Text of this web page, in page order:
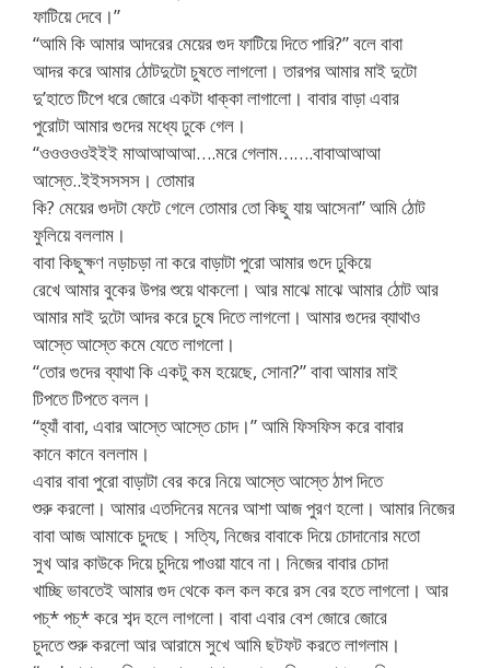
ফাটিয়ে দেবে।”
“আমি কি আমার আদরের মেয়ের গুদ ফাটিয়ে দিতে পারি?” বলে বাবা
আদর করে আমার ঠোটদুটো চুষতে লাগলো। তারপর আমার মাই দুটো
দু’হাতে টিপে ধরে জোরে একটা ধাক্কা লাগালো। বাবার বাড়া এবার
পুরোটা আমার গুদের মধ্যে ঢুকে গেল।
“ওওওওওইইই মাআআআআ….মরে গেলাম…….বাবাআআআ
আস্তে..ইইসসসস। তোমার
কি? মেয়ের গুদটা ফেটে গেলে তোমার তো কিছু যায় আসেনা” আমি ঠোট
ফুলিয়ে বললাম।
বাবা কিছুক্ষণ নড়াচড়া না করে বাড়াটা পুরো আমার গুদে ঢুকিয়ে
রেখে আমার বুকের উপর শুয়ে থাকলো। আর মাঝে মাঝে আমার ঠোট আর
আমার মাই দুটো আদর করে চুষে দিতে লাগলো। আমার গুদের ব্যাথাও
আস্তে আস্তে কমে যেতে লাগলো।
“তোর গুদের ব্যাথা কি একটু কম হয়েছে, সোনা?” বাবা আমার মাই
টিপতে টিপতে বলল।
“হ্যাঁ বাবা, এবার আস্তে আস্তে চোদ।” আমি ফিসফিস করে বাবার
কানে কানে বললাম।
এবার বাবা পুরো বাড়াটা বের করে নিয়ে আস্তে আস্তে ঠাপ দিতে
শুরু করলো। আমার এতদিনের মনের আশা আজ পুরণ হলো। আমার নিজের
বাবা আজ আমাকে চুদছে। সত্যি, নিজের বাবাকে দিয়ে চোদানোর মতো
সুখ আর কাউকে দিয়ে চুদিয়ে পাওয়া যাবে না। নিজের বাবার চোদা
খাচ্ছি ভাবতেই আমার গুদ থেকে কল কল করে রস বের হতে লাগলো। আর
পচ্* পচ্* করে শব্দ হলে লাগলো। বাবা এবার বেশ জোরে জোরে
চুদতে শুরু করলো আর আরামে সুখে আমি ছটফট করতে লাগলাম।